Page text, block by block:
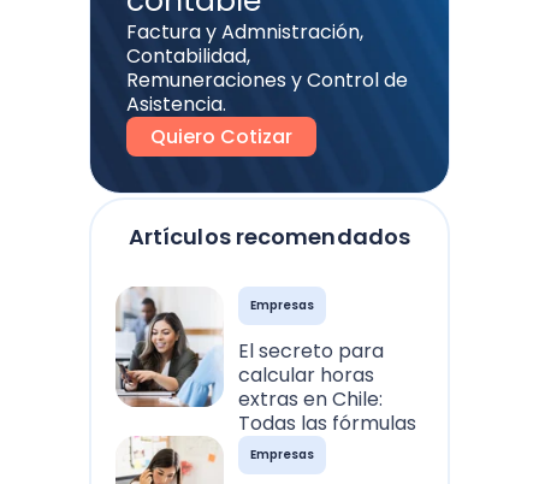
Artículos recomendados
Empresas
El secreto para
calcular horas
extras en Chile:
Todas las fórmulas
Empresas
Factura y Admnistración,
Contabilidad,
Remuneraciones y Control de
Asistencia.
Quiero Cotizar